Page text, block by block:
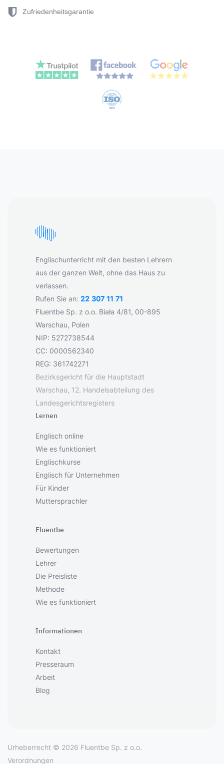
Zufriedenheitsgarantie
Englischunterricht mit den besten Lehrern
aus der ganzen Welt, ohne das Haus zu
verlassen.
Rufen Sie an: 22 307 11 71
Fluentbe Sp. z o.o. Biała 4/81, 00-895
Warschau, Polen
NIP: 5272738544
CC: 0000562340
REG: 361742271
Bezirksgericht für die Hauptstadt
Warschau, 12. Handelsabteilung des
Landesgerichtsregisters
Lernen
Englisch online
Wie es funktioniert
Englischkurse
Englisch für Unternehmen
Für Kinder
Muttersprachler
Fluentbe
Bewertungen
Lehrer
Die Preisliste
Methode
Wie es funktioniert
Informationen
Kontakt
Presseraum
Arbeit
Blog
Urheberrecht © 2026 Fluentbe Sp. z o.o.
Verordnungen